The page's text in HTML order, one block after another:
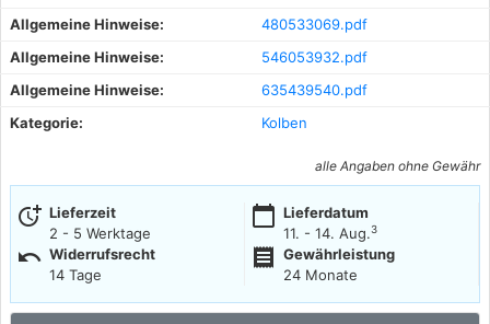
Allgemeine Hinweise:
480533069.pdf
Allgemeine Hinweise:
546053932.pdf
Allgemeine Hinweise:
635439540.pdf
Kategorie:
Kolben
alle Angaben ohne Gewähr
more_time Lieferzeit
2 - 5 Werktage
calendar_today Lieferdatum
11. - 14. Aug.3
undo Widerrufsrecht
14 Tage
receipt
Gewährleistung
24 Monate